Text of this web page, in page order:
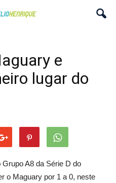
e
lugar do
A8 da Série D do
o Maguary por 1 a 0, neste